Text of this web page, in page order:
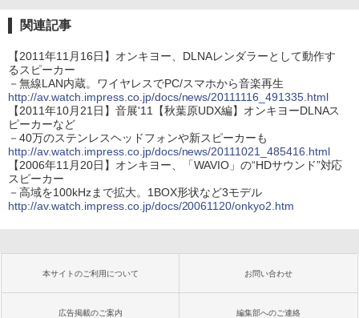
関連記事
【2011年11月16日】オンキヨー、DLNAレンダラーとして動作す
るスピーカー
－無線LAN内蔵。ワイヤレスでPC/スマホから音楽再生
http://av.watch.impress.co.jp/docs/news/20111116_491335.html
【2011年10月21日】音展'11【秋葉原UDX編】オンキヨーDLNAス
ピーカーなど
－40万のステンレスヘッドフォンや新スピーカーも
http://av.watch.impress.co.jp/docs/news/20111021_485416.html
【2006年11月20日】オンキヨー、「WAVIO」の“HDサウンド”対応
スピーカー
－高域を100kHzまで拡大。1BOX形状など3モデル
http://av.watch.impress.co.jp/docs/20061120/onkyo2.htm
本サイトのご利用について お問い合わせ
広告掲載のご案内 編集部へのご連絡